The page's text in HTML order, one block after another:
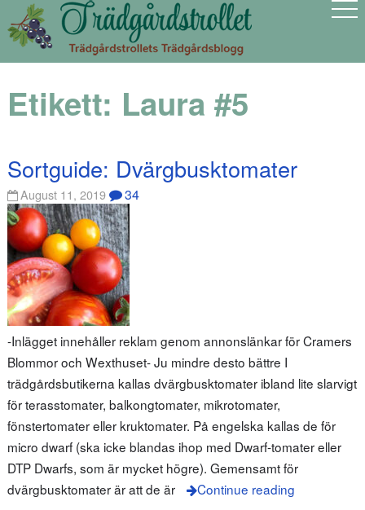
Etikett: Laura #5
Sortguide: Dvärgbusktomater
August 11, 2019 34
-Inlägget innehåller reklam genom annonslänkar för Cramers
Blommor och Wexthuset- Ju mindre desto bättre I
trädgårdsbutikerna kallas dvärgbusktomater ibland lite slarvigt
för terasstomater, balkongtomater, mikrotomater,
fönstertomater eller kruktomater. På engelska kallas de för
micro dwarf (ska icke blandas ihop med Dwarf-tomater eller
DTP Dwarfs, som är mycket högre). Gemensamt för
dvärgbusktomater är att de är
Continue reading